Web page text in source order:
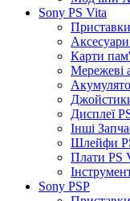
Sony PS Vita
Карти
Мережеві
Дисплеї
Інші
Шлейфи
Плати PS
Sony PSP